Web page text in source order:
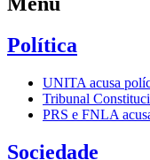
Política
UNITA acusa
Tribunal
PRS e FNLA
Sociedade